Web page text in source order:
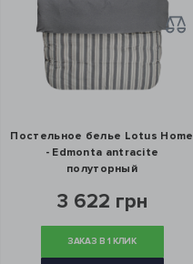
Постельное белье Lotus Home
- Edmonta antracite
полуторный
3 622 грн
ЗАКАЗ В 1 КЛИК